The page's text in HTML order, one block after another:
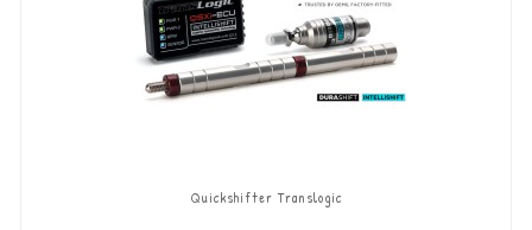
Quickshifter Translogic